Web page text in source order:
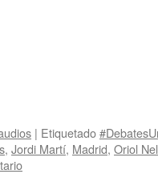
| Etiquetado
, Jordi Martí, Madrid, Oriol